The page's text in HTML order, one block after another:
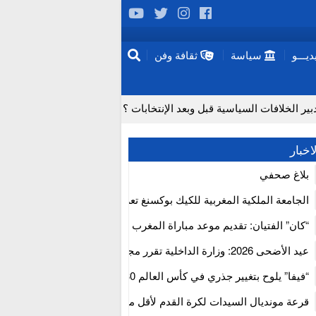
سياسة
ثقافة وفن
السياسية قبل وبعد الإنتخابات ؟
لماذا تعد عمليات زرع الدماغ مستحيلة حاليا؟
لدى المسنين تزامناً مع “موجة الحر”
الإيجابي للمجلس الأعلى للحسابات
آفاق علاجات بيولوجية لاضطرابات القلب
من سلسلة إمداد قطاع البناء بالمغرب
بلاغ صحفي
الجامعة الملكية المغربية للكيك بوكسنغ تعرب عن ارتياحها للتجاوب
للمجلس الأعلى للحسابات
“كان” الفتيان: تقديم موعد مباراة المغرب والكاميرون بسبب نهائي
إفريقيا
عيد الأضحى 2026: وزارة الداخلية تقرر مجانية ولوج أسواق الماشية
استنفار” لتنظيمها
“فيفا” يلوح بتغيير جذري في كأس العالم 2030